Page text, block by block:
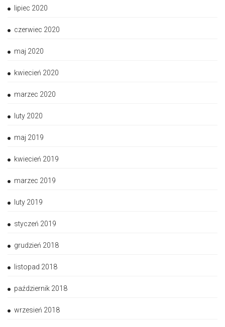
lipiec 2020
czerwiec 2020
maj 2020
kwiecień 2020
marzec 2020
luty 2020
maj 2019
kwiecień 2019
marzec 2019
luty 2019
styczeń 2019
grudzień 2018
listopad 2018
październik 2018
wrzesień 2018